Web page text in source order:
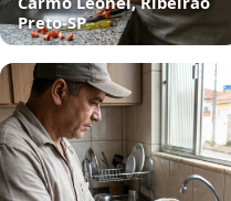
Preto‑SP